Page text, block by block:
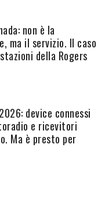
non è la
ma il servizio. Il caso
della Rogers
device connessi
e ricevitori
Ma è presto per